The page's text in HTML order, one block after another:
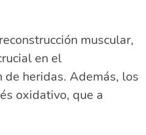
muscular,
en el
heridas. Además, los
oxidativo, que a